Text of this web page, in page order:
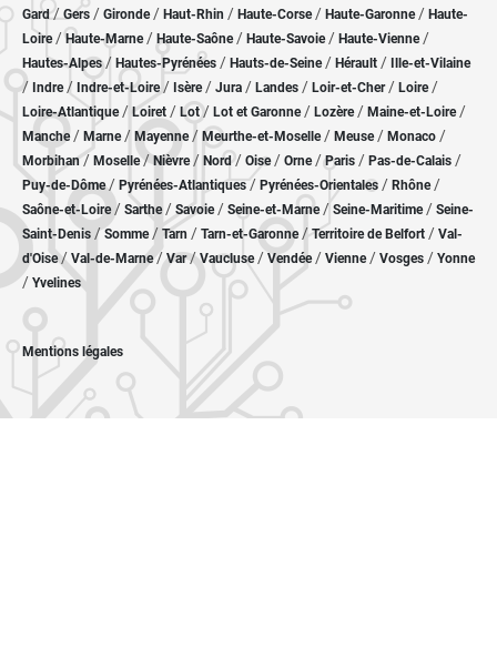
Gard/Gers / Gironde/ Haut-Rhin / Haute-Corse/ Haute-Garonne/ Haute-
Loire/Haute-Marne/ Haute-Saône/ Haute-Savoie/ Haute-Vienne/
Hautes-Alpes/ Hautes-Pyrénées / Hauts-de-Seine/ Hérault / Ille-et-Vilaine
/ Indre/ Indre-et-Loire/ Isère/ Jura / Landes / Loir-et-Cher/ Loire/
Loire-Atlantique/ Loiret / Lot/ Lot et Garonne/ Lozère / Maine-et-Loire/
Manche/ Marne/ Mayenne/ Meurthe-et-Moselle/ Meuse/ Monaco /
Morbihan/ Moselle/ Nièvre / Nord/ Oise / Orne/Paris / Pas-de-Calais /
Puy-de-Dôme/ Pyrénées-Atlantiques / Pyrénées-Orientales / Rhône/
Saône-et-Loire/ Sarthe/ Savoie/ Seine-et-Marne/ Seine-Maritime/ Seine-
Saint-Denis /Somme/ Tarn / Tarn-et-Garonne/Territoire de Belfort / Val-
d'Oise/ Val-de-Marne/Var/Vaucluse/ Vendée/ Vienne/ Vosges / Yonne
/ Yvelines
Mentions légales